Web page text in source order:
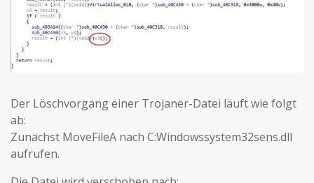
Der Löschvorgang einer Trojaner-Datei läuft wie folgt
ab:
Zunächst MoveFileA nach C:Windowssystem32sens.dll
aufrufen.